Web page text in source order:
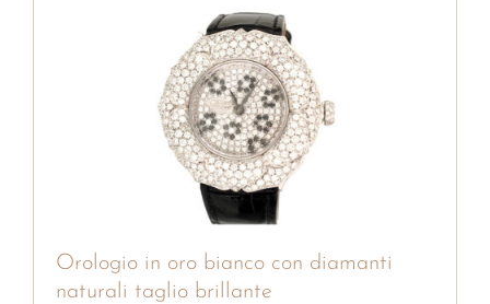
Orologio in oro bianco con diamanti
naturali taglio brillante